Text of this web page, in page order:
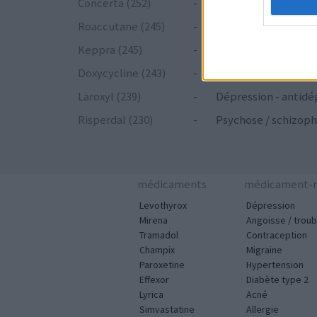
Roaccutane (245)
-
Keppra (245)
-
Doxycycline (243)
-
Laroxyl (239)
-
Dépression -
Risperdal (230)
- Psychose /
médicaments
Levothyrox
Mirena
Tramadol
Champix
Paroxetine
Effexor
Lyrica
Simvastatine
médicament-
Dépression
Angoisse /
Contraception
Migraine
Hypertension
Diabète type 2
Acné
Allergie